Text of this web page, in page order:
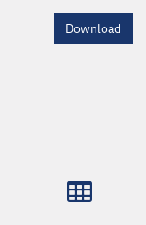
Download